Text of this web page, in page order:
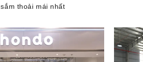
sắm thoải mái nhất